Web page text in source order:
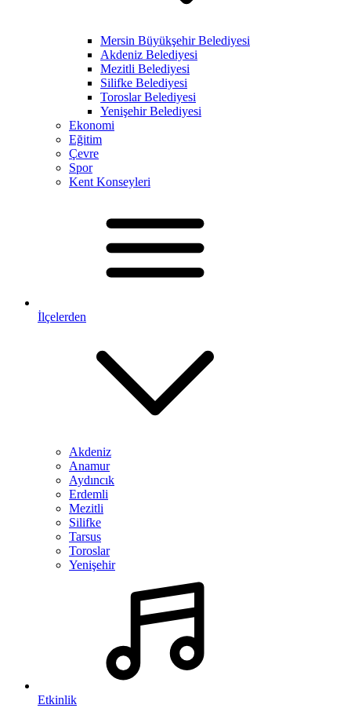
Mersin Büyükşehir Belediyesi
Akdeniz Belediyesi
Mezitli Belediyesi
Silifke Belediyesi
Toroslar Belediyesi
Yenişehir Belediyesi
Ekonomi
Eğitim
Çevre
Spor
Kent Konseyleri
İlçelerden
Akdeniz
Anamur
Aydıncık
Erdemli
Mezitli
Silifke
Tarsus
Toroslar
Yenişehir
Etkinlik